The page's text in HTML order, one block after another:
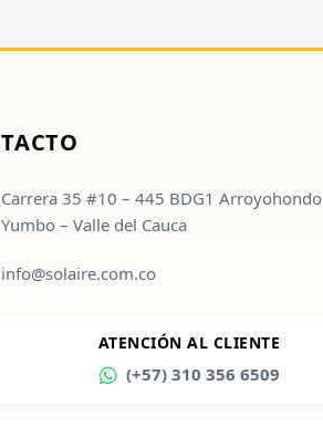
Carrera 35 #10 – 445 BDG1 Arroyohondo
Yumbo – Valle del Cauca
info@solaire.com.co
ATENCIÓN AL CLIENTE
(+57) 310 356 6509